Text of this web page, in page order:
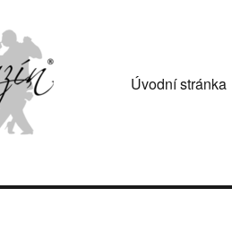
Úvodní stránka